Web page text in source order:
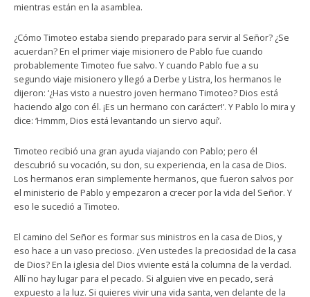
mientras están en la asamblea.
¿Cómo Timoteo estaba siendo preparado para servir al Señor? ¿Se
acuerdan? En el primer viaje misionero de Pablo fue cuando
probablemente Timoteo fue salvo. Y cuando Pablo fue a su
segundo viaje misionero y llegó a Derbe y Listra, los hermanos le
dijeron: ‘¿Has visto a nuestro joven hermano Timoteo? Dios está
haciendo algo con él. ¡Es un hermano con carácter!’. Y Pablo lo mira y
dice: ‘Hmmm, Dios está levantando un siervo aquí’.
Timoteo recibió una gran ayuda viajando con Pablo; pero él
descubrió su vocación, su don, su experiencia, en la casa de Dios.
Los hermanos eran simplemente hermanos, que fueron salvos por
el ministerio de Pablo y empezaron a crecer por la vida del Señor. Y
eso le sucedió a Timoteo.
El camino del Señor es formar sus ministros en la casa de Dios, y
eso hace a un vaso precioso. ¿Ven ustedes la preciosidad de la casa
de Dios? En la iglesia del Dios viviente está la columna de la verdad.
Allí no hay lugar para el pecado. Si alguien vive en pecado, será
expuesto a la luz. Si quieres vivir una vida santa, ven delante de la